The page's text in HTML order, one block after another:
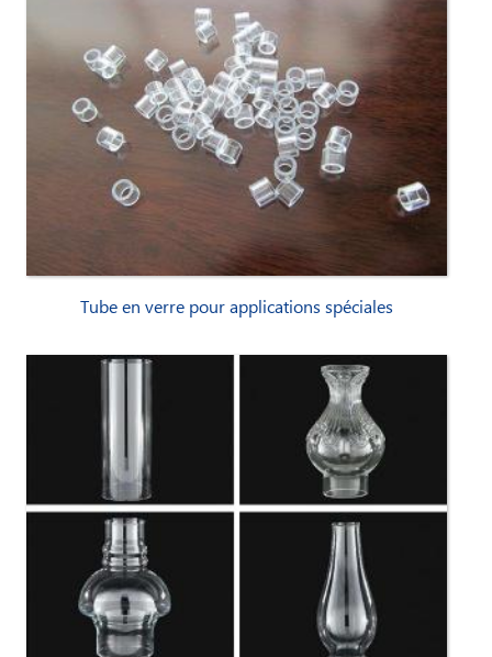
Tube en verre pour applications spéciales